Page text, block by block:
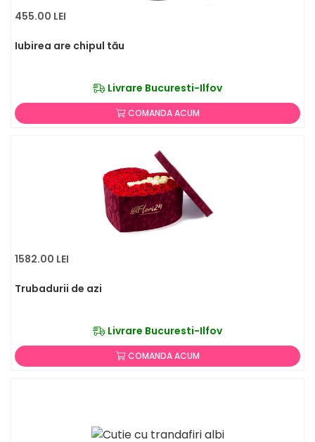
455.00 LEI
Iubirea are chipul tău
Livrare Bucuresti-Ilfov
COMANDA ACUM
1582.00 LEI
Trubadurii de azi
Livrare Bucuresti-Ilfov
COMANDA ACUM